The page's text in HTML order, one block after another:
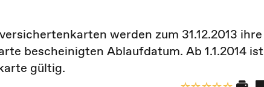
werden zum 31.12.2013 ihre
bescheinigten Ablaufdatum. Ab 1.1.2014 ist
gültig.